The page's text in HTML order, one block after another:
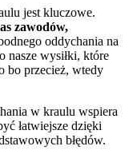
jest kluczowe.
zawodów,
oddychania na
nasze wysiłki, które
bo przecież, wtedy
w kraulu wspiera
łatwiejsze dzięki
błędów.